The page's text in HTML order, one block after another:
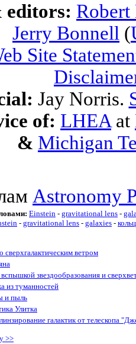
Jerry Bonnell (
Site
Jay Norris.
of: LHEA at
& Michigan
Astronomy
Einstein - gravitational lens -
- gravitational lens - galaxies -
сверхгалактическим ветром
звездообразования и
из туманностей
и пыль
Улитка
галактик от телескопа
>>